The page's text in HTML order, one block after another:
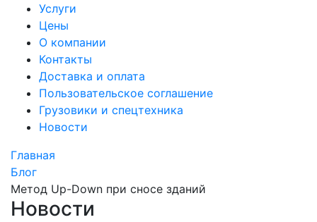
Услуги
Цены
О компании
Контакты
Доставка и оплата
Пользовательское соглашение
Грузовики и спецтехника
Новости
Главная
Блог
Метод Up-Down при сносе зданий
Новости